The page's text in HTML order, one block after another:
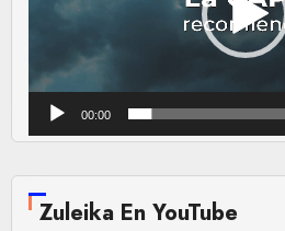
00:00
Zuleika En YouTube